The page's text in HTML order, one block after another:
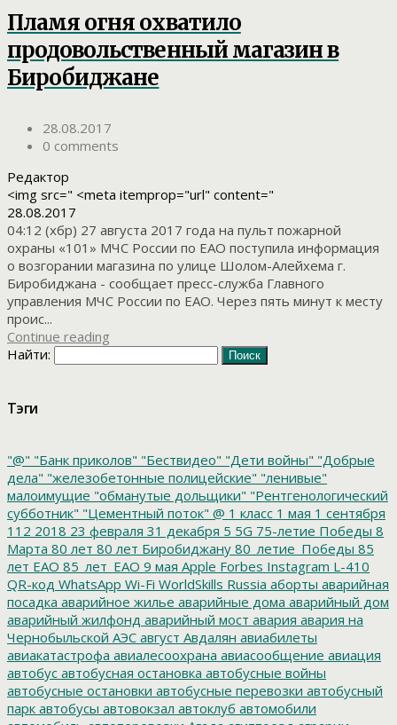
Пламя огня охватило
продовольственный магазин в
Биробиджане
28.08.2017
0 comments
Редактор
<img src=" <meta itemprop="url" content="
28.08.2017
04:12 (хбр) 27 августа 2017 года на пульт пожарной
охраны «101» МЧС России по ЕАО поступила информация
о возгорании магазина по улице Шолом-Алейхема г.
Биробиджана - сообщает пресс-служба Главного
управления МЧС России по ЕАО. Через пять минут к месту
проис...
Continue reading
Найти:
Тэги
"@" "Банк приколов" "Бествидео" "Дети войны" "Добрые
дела" "железобетонные полицейские" "ленивые"
малоимущие "обманутые дольщики" "Рентгенологический
субботник" "Цементный поток" @ 1 класс 1 мая 1 сентября
112 2018 23 февраля 31 декабря 5 5G 75-летие Победы 8
Марта 80 лет 80 лет Биробиджану 80_летие_Победы 85
лет ЕАО 85_лет_ЕАО 9 мая Apple Forbes Instagram L-410
QR-код WhatsApp Wi-Fi WorldSkills Russia аборты аварийная
посадка аварийное жилье аварийные дома аварийный дом
аварийный жилфонд аварийный мост авария авария на
Чернобыльской АЭС август Авдалян авиабилеты
авиакатастрофа авиалесоохрана авиасообщение авиация
автобус автобусная остановка автобусные войны
автобусные остановки автобусные перевозки автобусный
парк автобусы автовокзал автоклуб автомобили